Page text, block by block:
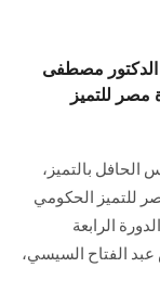
الدكتور مصطفى
مصر للتميز
بالتميز،
للتميز الحكومي
الرابعة
الفتاح السيسي،